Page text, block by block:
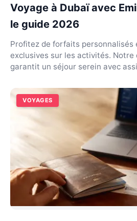
Voyage à Dubaï avec
le guide 2026
Profitez de forfaits personnalisés
exclusives sur les activités. Notre
garantit un séjour serein avec
VOYAGES